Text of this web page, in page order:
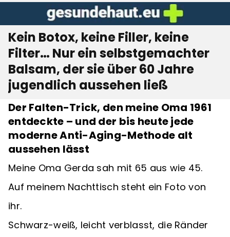
Kein Botox, keine Filler, keine
Filter… Nur ein selbstgemachter
Balsam, der sie über 60 Jahre
jugendlich aussehen ließ
Der Falten-Trick, den meine Oma 1961
entdeckte – und der bis heute jede
moderne Anti-Aging-Methode alt
aussehen lässt
Meine Oma Gerda sah mit 65 aus wie 45.
Auf meinem Nachttisch steht ein Foto von
ihr.
Schwarz-weiß, leicht verblasst, die Ränder